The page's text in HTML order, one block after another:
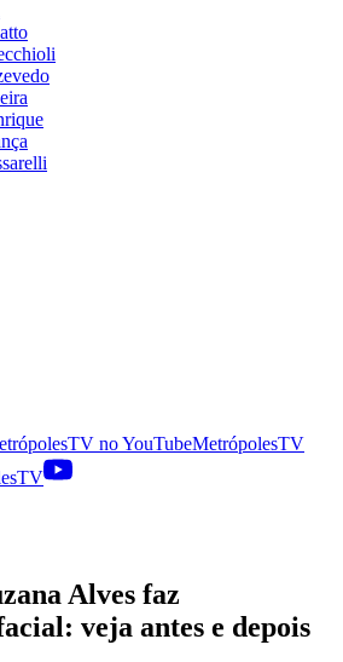
noYouTubeMetrópolesTV
Alves faz
veja antes e depois